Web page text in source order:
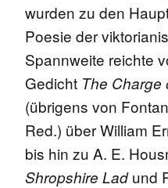
wurden zu den
Poesie der
Spannweite reichte
Gedicht The Charge
(übrigens von
Red.) über William
bis hin zu A. E.
Shropshire Ladund